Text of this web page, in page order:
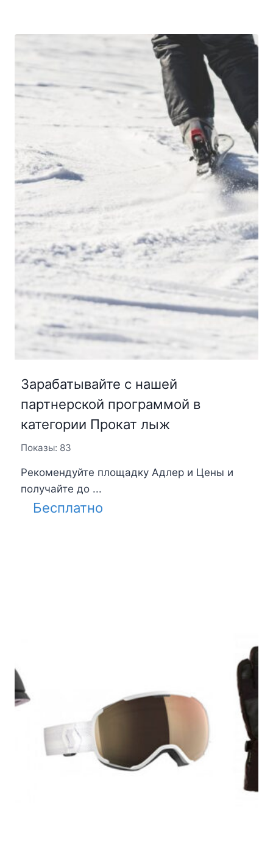
Зарабатывайте с нашей
партнерской программой в
категории Прокат лыж
Показы: 83
Рекомендуйте площадку Адлер и Цены и
получайте до ...
Бесплатно